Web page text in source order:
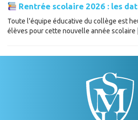
Rentrée scolaire 2026 : les
Toute l'équipe éducative du collège est
élèves pour cette nouvelle année scolaire